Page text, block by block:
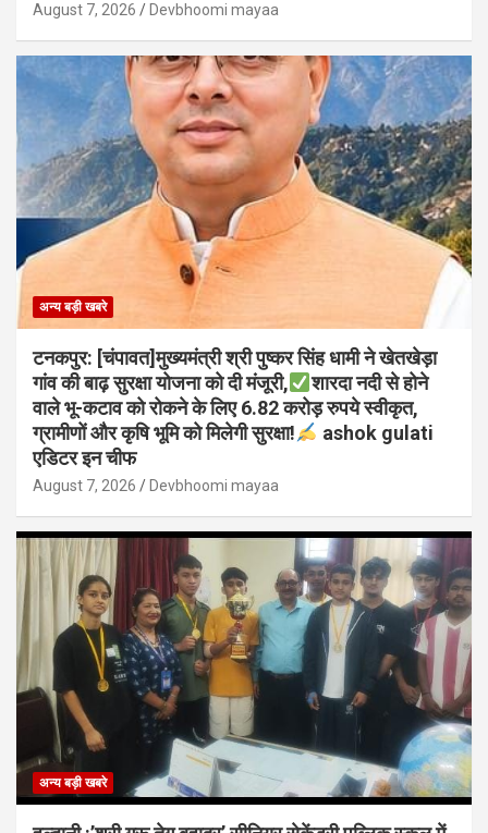
August 7, 2026 Devbhoomi mayaa
अन्य बड़ी खबरे
टनकपुर: [चंपावत]मुख्यमंत्री श्री पुष्कर सिंह धामी ने खेतखेड़ा
गांव की बाढ़ सुरक्षा योजना को दी मंजूरी,
शारदा नदी से होने
वाले भू-कटाव को रोकने के लिए 6.82 करोड़ रुपये स्वीकृत,
ग्रामीणों और कृषि भूमि को मिलेगी सुरक्षा!
ashok gulati
एडिटर इन चीफ
August 7, 2026 Devbhoomi mayaa
अन्य बड़ी खबरे